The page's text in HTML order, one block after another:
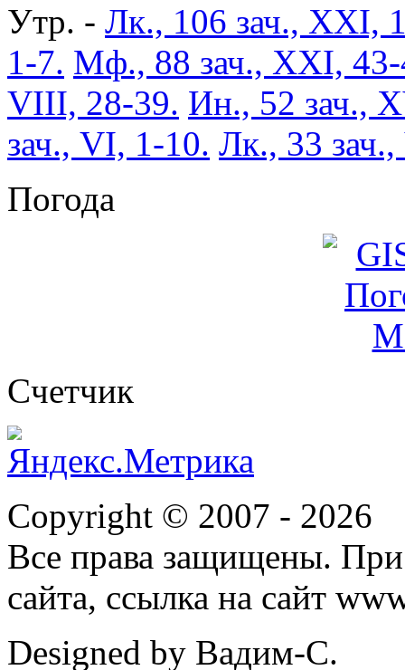
Утр. - Лк., 106 зач., XXI,
1-7. Мф., 88 зач., XXI,
VIII, 28-39. Ин., 52 зач.,
зач., VI, 1-10. Лк., 33
Погода
Cчетчик
Copyright © 2007 - 2026
Все права защищены. При
сайта, ссылка на сайт
Designed by Вадим-С.